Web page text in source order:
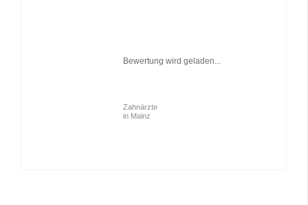
Bewertung wird geladen...
Zahnärzte
in Mainz